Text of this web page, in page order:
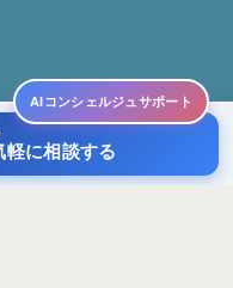
Reserved.
AIコンシェルジュサポート
軽に相談する